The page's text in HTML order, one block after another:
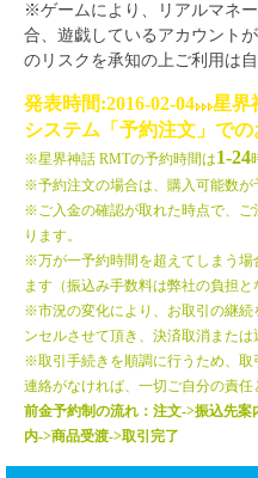
※ゲームにより、リアルマネ
合、遊戯しているアカウント
のリスクを承知の上ご利用は
発表時間:2016-02-04 星界
システム「予約注文」での
※星界神話 RMTの予約時間は1-24
※予約注文の場合は、購入可能数が
※ご入金の確認が取れた時点で、ご
ります。
※万が一予約時間を超えてしまう場
ます（振込み手数料は弊社の負担と
※市況の変化により、お取引の継続
ンセルさせて頂き、決済取消または
※取引手続きを順調に行うため、
連絡がなければ、一切ご自分の責任
前金予約制の流れ：注文->振込先
内->商品受渡->取引完了